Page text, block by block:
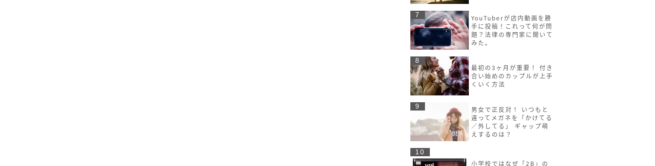
7
YouTuberが店内動画を勝
手に投稿！これって何が問
題？法律の専門家に聞いて
みた。
8
最初の3ヶ月が重要！ 付き
合い始めのカップルが上手
くいく方法
9
男女で正反対！ いつもと
違ってメガネを「かけてる
／外してる」 ギャップ萌
えするのは？
10
小学校ではなぜ「2B」の